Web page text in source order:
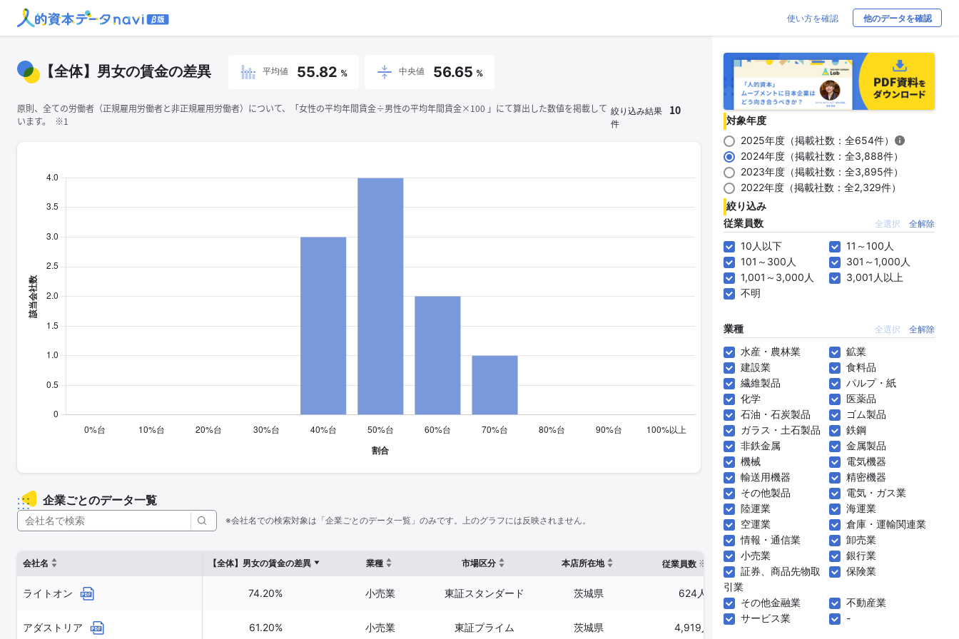
使い方を確認 他のデータを確認
【全体】男女の賃金の差異 平均値 55.82 % 中央値 56.65 %
原則、全ての労働者（正規雇用労働者と非正規雇用労働者）について、「女性の平均年間賃金÷男性の平均年間賃金×100 」にて算出した数値を掲載して
います。 ※1
絞り込み結果 10
件
企業ごとのデータ一覧
※会社名での検索対象は「企業ごとのデータ一覧」のみです。上のグラフには反映されません。
会社名 【全体】男女の賃金の差異 業種 市場区分 本店所在地 従業員数 ※1 臨時従業員数 確認した有報締日
ライトオン 74.20% 小売業 東証スタンダード 茨城県 624人
アダストリア 61.20% 小売業 東証プライム 茨城県 4,919人 5,210人
対象年度
2025年度（掲載社数：全654件）
2024年度（掲載社数：全3,888件）
2023年度（掲載社数：全3,895件）
2022年度（掲載社数：全2,329件）
絞り込み
従業員数
全選択 全解除
10人以下
11～100人
101～300人
301～1,000人
1,001～3,000人
3,001人以上
不明
業種 全選択 全解除
水産・農林業
鉱業
建設業
食料品
繊維製品
パルプ・紙
化学
医薬品
石油・石炭製品
ゴム製品
ガラス・土石製品
鉄鋼
非鉄金属
金属製品
機械
電気機器
輸送用機器
精密機器
その他製品
電気・ガス業
陸運業
海運業
空運業
倉庫・運輸関連業
情報・通信業
卸売業
小売業
銀行業
証券、商品先物取
引業
保険業
その他金融業
不動産業
サービス業
-